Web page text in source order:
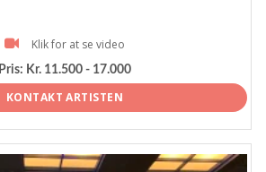
Klik for at se video
Pris: Kr. 11.500 - 17.000
KONTAKT ARTISTEN